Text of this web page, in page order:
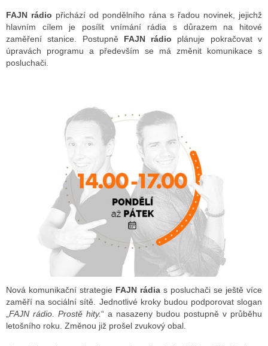
RÁDIÍ
RÁDIÍ
VYSÍLAČE
STRÁNKY RÁDIÍ
TISK
FAJN rádio přichází od pondělního rána s řadou novinek, jejichž
hlavním cílem je posílit vnímání rádia s důrazem na hitové
zaměření stanice. Postupně FAJN rádio plánuje pokračovat v
úpravách programu a především se má změnit komunikace s
posluchači.
Nová komunikační strategie FAJN rádia s posluchači se ještě více
zaměří na sociální sítě. Jednotlivé kroky budou podporovat slogan
FAJN rádio. Prostě hity.“ a nasazeny budou postupně v průběhu
letošního roku. Změnou již prošel zvukový obal.